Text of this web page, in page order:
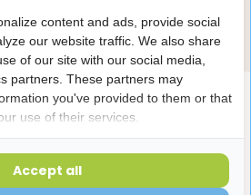
e-mail
content and ads, provide social
our website traffic. We also share
of our site with our social media,
partners. These partners may
you've provided to them or that
use of their services.
Accept all